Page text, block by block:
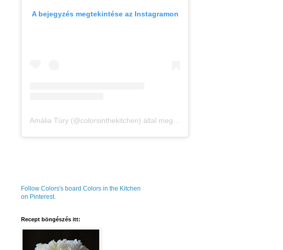
A bejegyzés megtekintése az Instagramon
Amália Túry (@colorsinthekitchen) által megosztott bejegyzés
Follow Colors's board Colors in the Kitchen
on Pinterest.
Recept böngészés itt: